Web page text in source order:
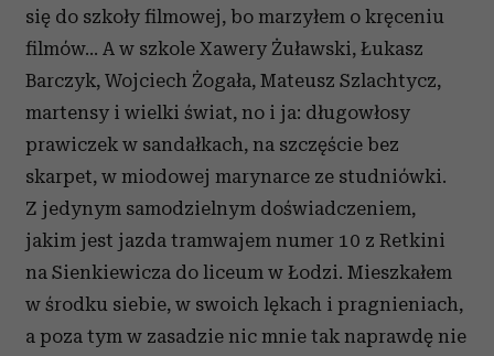
się do szkoły filmowej, bo marzyłem o kręceniu
filmów... A w szkole Xawery Żuławski, Łukasz
Barczyk, Wojciech Żogała, Mateusz Szlachtycz,
martensy i wielki świat, no i ja: długowłosy
prawiczek w sandałkach, na szczęście bez
skarpet, w miodowej marynarce ze studniówki.
Z jedynym samodzielnym doświadczeniem,
jakim jest jazda tramwajem numer 10 z Retkini
na Sienkiewicza do liceum w Łodzi. Mieszkałem
w środku siebie, w swoich lękach i pragnieniach,
a poza tym w zasadzie nic mnie tak naprawdę nie